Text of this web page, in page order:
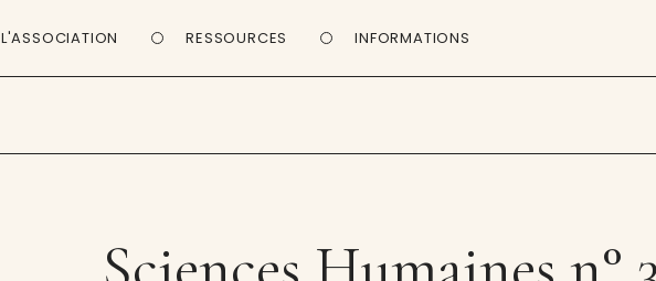
L'ASSOCIATION RESSOURCES INFORMATIONS